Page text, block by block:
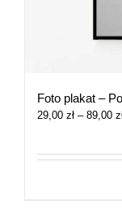
Foto plakat –
29,00 zł – 89,00